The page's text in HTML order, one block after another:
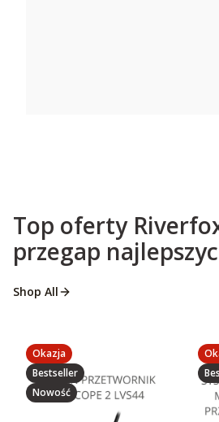
Garmin
echosonda wędkarska garmin
mapy garmin navionics
mapy
Top oferty
przegap
Shop All
Okazja
Bestseller
Nowość